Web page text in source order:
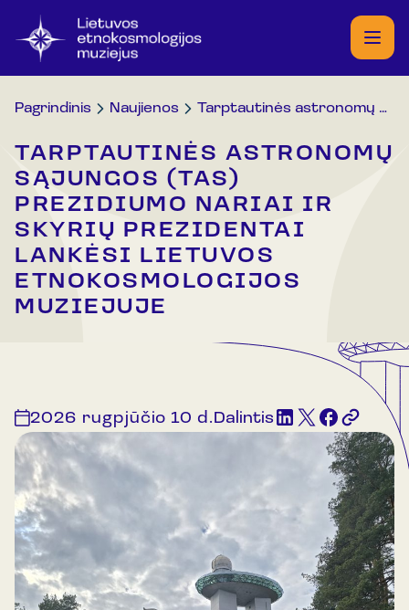
Pagrindinis Naujienos Tarptautinės astronomų sąjungos (TAS) prezidiumo nariai ir skyrių prezidentai lankėsi Lietuvos etnokosmologijos muziejuje
TARPTAUTINĖS ASTRONOMŲ
SĄJUNGOS (TAS)
PREZIDIUMO NARIAI IR
SKYRIŲ PREZIDENTAI
LANKĖSI LIETUVOS
ETNOKOSMOLOGIJOS
MUZIEJUJE
2026 rugpjūčio 10 d.Dalintis